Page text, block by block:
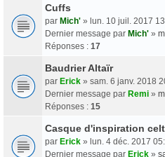
Cuffs
par Mich' » lun. 10 juil. 2017
Dernier message par Mich' »
Réponses : 17
Baudrier Altaïr
par Erick » sam. 6 janv. 2018
Dernier message par Remi »
Réponses : 15
Casque d'inspiration
par Erick » lun. 4 déc. 2017
Dernier message par Erick »